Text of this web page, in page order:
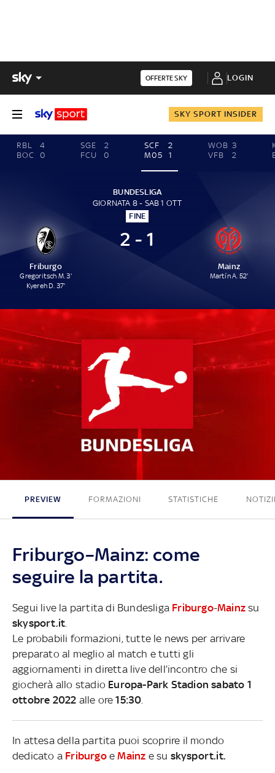
OFFERTE SKY LOGIN
SKY SPORT INSIDER
RBL
4
BOC
0
SGE
2
FCU
0
SCF
2
M05
1
WOB 3
VFB
2
BUNDESLIGA
GIORNATA 8 - SAB 1 OTT
FINE
Friburgo
Gregoritsch M. 3'
Kyereh D. 37'
2 - 1
Mainz
Martín A. 52'
2 - 1
PREVIEW FORMAZIONI STATISTICHE
Friburgo–Mainz: come
seguire la partita.
Segui live la partita di Bundesliga Friburgo-Mainz su
skysport.it
Le probabili formazioni, tutte le news per arrivare
preparato al meglio al match e tutti gli
aggiornamenti in diretta live dell’incontro che si
giocherà allo stadio Europa-Park Stadion sabato 1
ottobre 2022 alle ore15:30
In attesa della partita puoi scoprire il mondo
dedicato a FriburgoeMainz e su skysport.it.